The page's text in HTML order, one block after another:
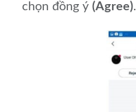
chọn đồng ý(Agree).